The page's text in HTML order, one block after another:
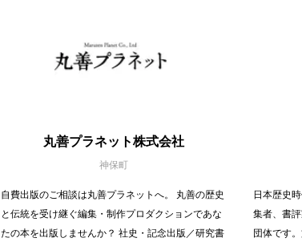
丸善プラネット株式会社
神保町
自費出版のご相談は丸善プラネットへ。 丸善の歴史
と伝統を受け継ぐ編集・制作プロダクションであな
たの本を出版しませんか？ 社史・記念出版／研究書
日本歴史
集者、書
団体です